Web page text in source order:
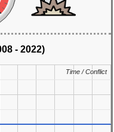
- 2022)
Time / Conflict
Time / Conflict